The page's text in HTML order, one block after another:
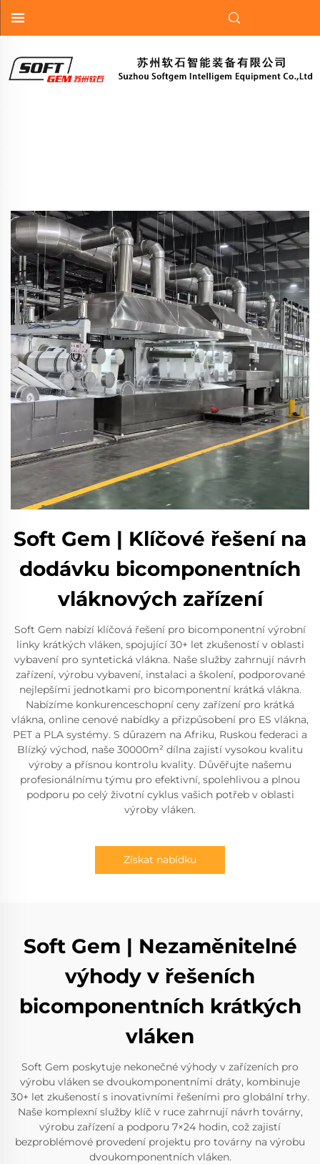
Soft Gem | Klíčové řešení na
dodávku bicomponentních
vláknových zařízení
Soft Gem nabízí klíčová řešení pro bicomponentní výrobní
linky krátkých vláken, spojující 30+ let zkušeností v oblasti
vybavení pro syntetická vlákna. Naše služby zahrnují návrh
zařízení, výrobu vybavení, instalaci a školení, podporované
nejlepšími jednotkami pro bicomponentní krátká vlákna.
Nabízíme konkurenceschopní ceny zařízení pro krátká
vlákna, online cenové nabídky a přizpůsobení pro ES vlákna,
PET a PLA systémy. S důrazem na Afriku, Ruskou federaci a
Blízký východ, naše 30000m² dílna zajistí vysokou kvalitu
výroby a přísnou kontrolu kvality. Důvěřujte našemu
profesionálnímu týmu pro efektivní, spolehlivou a plnou
podporu po celý životní cyklus vašich potřeb v oblasti
výroby vláken.
Získat nabídku
Soft Gem | Nezaměnitelné
výhody v řešeních
bicomponentních krátkých
vláken
Soft Gem poskytuje nekonečné výhody v zařízeních pro
výrobu vláken se dvoukomponentními dráty, kombinuje
30+ let zkušeností s inovativními řešeními pro globální trhy.
Naše komplexní služby klíč v ruce zahrnují návrh továrny,
výrobu zařízení a podporu 7×24 hodin, což zajistí
bezproblémové provedení projektu pro továrny na výrobu
dvoukomponentních vláken.